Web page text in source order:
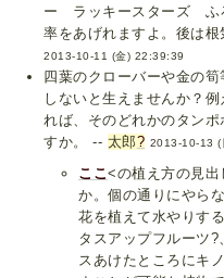
ー ラッキースターズ ふ
率をあげれますよ。後は
2013-10-11 (金) 22:39:39
四葉のクローバーや金の
しないと生えませんか？
れば、そのどれかのタン
すか。 -- 太郎? 2013-10-13
ここ<の植え方の見
か。個の通りにやら
花を植えて水やりす
タスアップフルーツ
スあけたところにキ